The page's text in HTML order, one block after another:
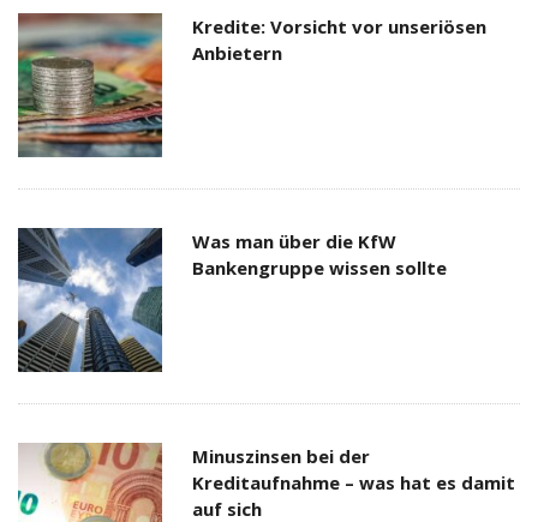
Kredite: Vorsicht vor unseriösen
Anbietern
Was man über die KfW
Bankengruppe wissen sollte
Minuszinsen bei der
Kreditaufnahme – was hat es damit
auf sich